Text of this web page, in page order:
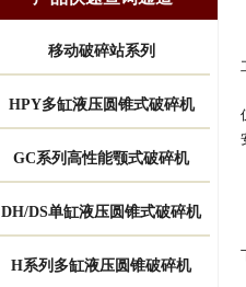
移动破碎站系列
HPY多缸液压圆锥式破碎机
GC系列高性能颚式破碎机
DH/DS单缸液压圆锥式破碎机
H系列多缸液压圆锥破碎机